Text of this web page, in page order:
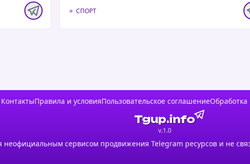
СПОРТ
КонтактыПравила и условияПользовательское соглашение
Tgup.info
v.1.0
неофициальным сервисом продвижения Telegram ресурсов и не